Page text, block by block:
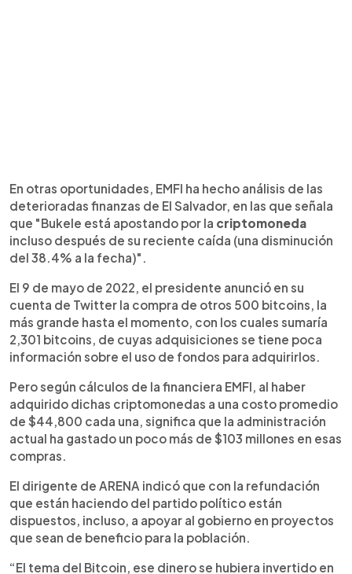
En otras oportunidades, EMFI ha hecho análisis de las
deterioradas finanzas de El Salvador, en las que señala
que "Bukele está apostando por la criptomoneda
incluso después de su reciente caída (una disminución
del 38.4% a la fecha)".
El 9 de mayo de 2022, el presidente anunció en su
cuenta de Twitter la compra de otros 500 bitcoins, la
más grande hasta el momento, con los cuales sumaría
2,301 bitcoins, de cuyas adquisiciones se tiene poca
información sobre el uso de fondos para adquirirlos.
Pero según cálculos de la financiera EMFI, al haber
adquirido dichas criptomonedas a una costo promedio
de $44,800 cada una, significa que la administración
actual ha gastado un poco más de $103 millones en esas
compras.
El dirigente de ARENA indicó que con la refundación
que están haciendo del partido político están
dispuestos, incluso, a apoyar al gobierno en proyectos
que sean de beneficio para la población.
“El tema del Bitcoin, ese dinero se hubiera invertido en